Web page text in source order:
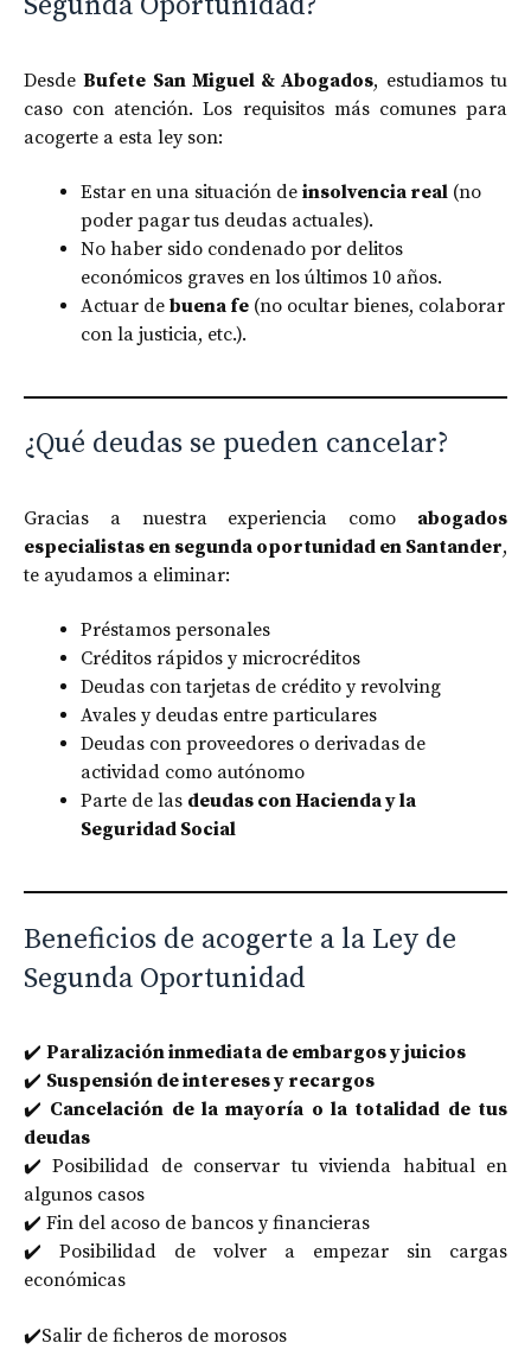
DesdeBufete San Miguel & Abogados, estudiamos tu
caso con atención. Los requisitos más comunes para
acogerte a esta ley son:
Estar en una situación de insolvencia real (no
poder pagar tus deudas actuales).
No haber sido condenado por delitos
económicos graves en los últimos 10 años.
Actuar de buena fe (no ocultar bienes, colaborar
con la justicia, etc.).
¿Qué deudas se pueden cancelar?
Gracias a nuestra experiencia como abogados
especialistas en segunda oportunidad en Santander,
te ayudamos a eliminar:
Préstamos personales
Créditos rápidos y microcréditos
Deudas con tarjetas de crédito y revolving
Avales y deudas entre particulares
Deudas con proveedores o derivadas de
actividad como autónomo
Parte de las deudas con Hacienda y la
Seguridad Social
Beneficios de acogerte a la Ley de
Segunda Oportunidad
✔️ Paralización inmediata de embargos y juicios
✔️ Suspensión de intereses y recargos
✔️ Cancelación de la mayoría o la totalidad de tus
deudas
✔️ Posibilidad de conservar tu vivienda habitual en
algunos casos
✔️ Fin del acoso de bancos y financieras
✔️ Posibilidad de volver a empezar sin cargas
económicas
✔️Salir de ficheros de morosos